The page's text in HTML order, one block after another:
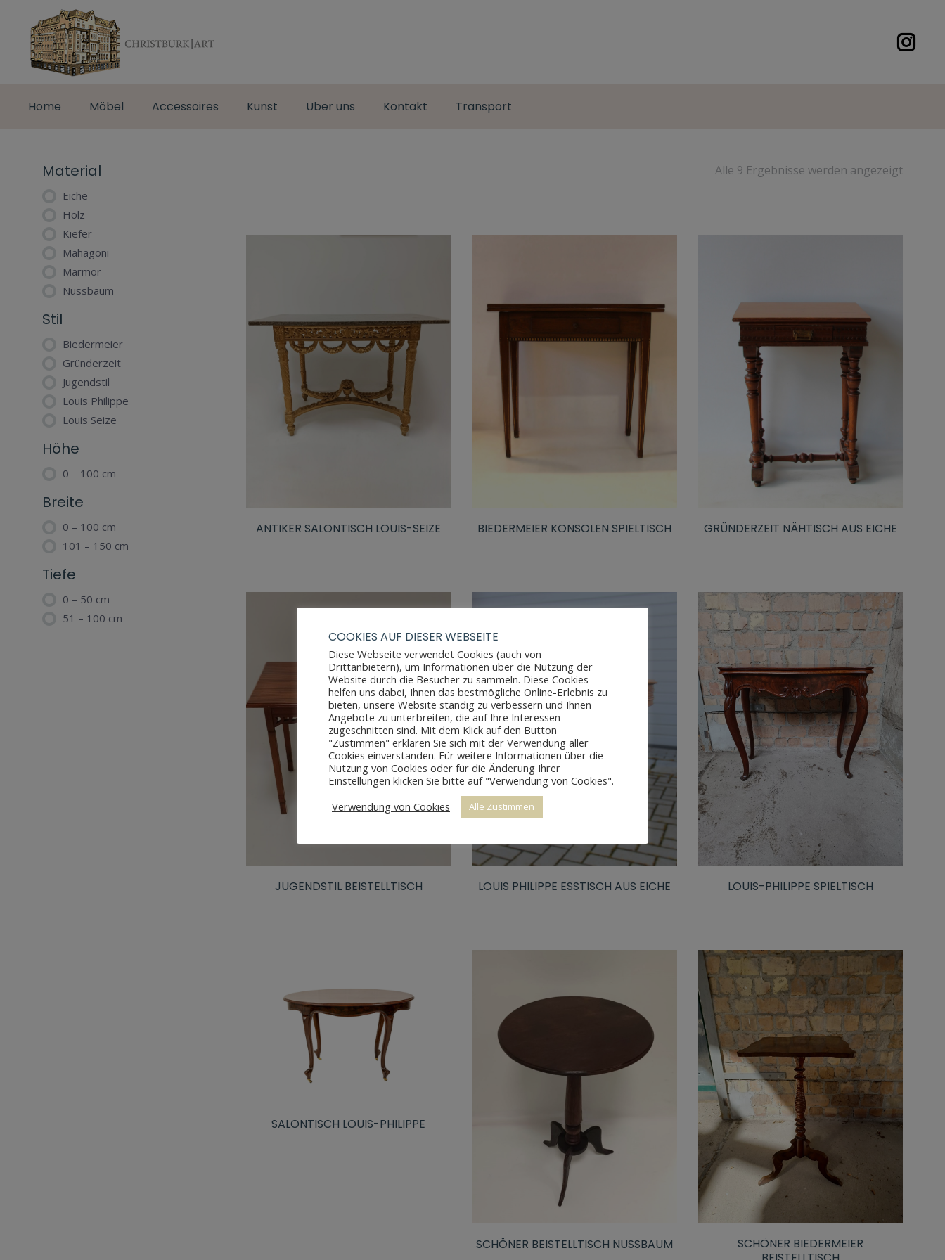
Home Möbel Accessoires Kunst Über uns Kontakt Transport
Alle 9 Ergebnisse werden angezeigt
ANTIKER SALONTISCH LOUIS-SEIZE BIEDERMEIER KONSOLEN SPIELTISCH GRÜNDERZEIT NÄHTISCH AUS EICHE
JUGENDSTIL BEISTELLTISCH LOUIS PHILIPPE ESSTISCH AUS EICHE LOUIS-PHILIPPE SPIELTISCH
SALONTISCH LOUIS-PHILIPPE
SCHÖNER BEISTELLTISCH NUSSBAUM
SCHÖNER BIEDERMEIER
Material
Eiche
Holz
Kiefer
Mahagoni
Marmor
Nussbaum
Stil
Biedermeier
Gründerzeit
Jugendstil
Louis Philippe
Louis Seize
Höhe
0 – 100 cm
Breite
0 – 100 cm
101 – 150 cm
Tiefe
0 – 50 cm
51 – 100 cm
COOKIES AUF DIESER WEBSEITE
Diese Webseite verwendet Cookies (auch von
Drittanbietern), um Informationen über die Nutzung der
Website durch die Besucher zu sammeln. Diese Cookies
helfen uns dabei, Ihnen das bestmögliche Online-Erlebnis zu
bieten, unsere Website ständig zu verbessern und Ihnen
Angebote zu unterbreiten, die auf Ihre Interessen
zugeschnitten sind. Mit dem Klick auf den Button
"Zustimmen" erklären Sie sich mit der Verwendung aller
Cookies einverstanden. Für weitere Informationen über die
Nutzung von Cookies oder für die Änderung Ihrer
Einstellungen klicken Sie bitte auf "Verwendung von Cookies".
Verwendung von Cookies
Alle Zustimmen